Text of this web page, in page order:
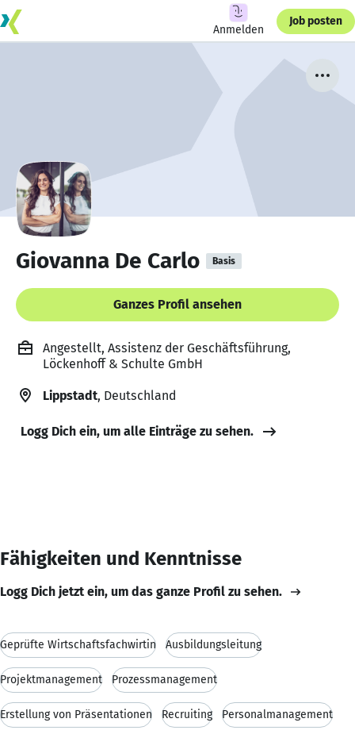
Anmelden
Job posten
Giovanna De Carlo Basis
Ganzes Profil ansehen
Angestellt, Assistenz der Geschäftsführung,
Löckenhoff & Schulte GmbH
Lippstadt, Deutschland
Logg Dich ein, um alle Einträge zu sehen.
Fähigkeiten und Kenntnisse
Logg Dich jetzt ein, um das ganze Profil zu sehen.
Geprüfte Wirtschaftsfachwirtin Ausbildungsleitung
Projektmanagement Prozessmanagement
Erstellung von Präsentationen Recruiting Personalmanagement